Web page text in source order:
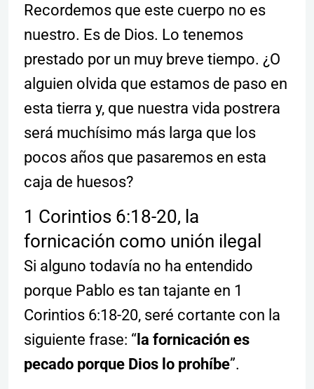
Recordemos que este cuerpo no es
nuestro. Es de Dios. Lo tenemos
prestado por un muy breve tiempo. ¿O
alguien olvida que estamos de paso en
esta tierra y, que nuestra vida postrera
será muchísimo más larga que los
pocos años que pasaremos en esta
caja de huesos?
1 Corintios 6:18-20, la
fornicación como unión ilegal
Si alguno todavía no ha entendido
porque Pablo es tan tajante en 1
Corintios 6:18-20, seré cortante con la
siguiente frase: “la fornicación es
pecado porque Dios lo prohíbe”.